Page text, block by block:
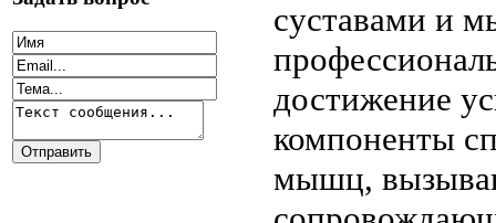
суставами и
достижение
компоненты
мышц,